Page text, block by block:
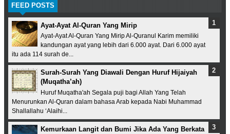
FEED POSTS
Ayat-Ayat Al-Quran Yang Mirip
Ayat-Ayat Al-Quran Yang Mirip Al-Quranul Karim memiliki
kandungan ayat yang lebih dari 6.000 ayat. Dari 6.000 ayat
itu ada 114 surah de...
Surah-Surah Yang Diawali Dengan Huruf Hijaiyah
(Muqatha’ah)
Huruf Muqatha'ah Segala puji bagi Allah Yang Telah
Menurunkan Al-Quran dalam bahasa Arab kepada Nabi Muhammad
Shallallahu ‘Alaihi...
Kemurkaan Langit dan Bumi Jika Ada Yang Berkata